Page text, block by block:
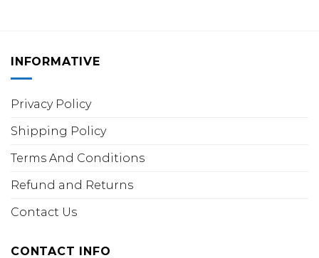
INFORMATIVE
Privacy Policy
Shipping Policy
Terms And Conditions
Refund and Returns
Contact Us
CONTACT INFO